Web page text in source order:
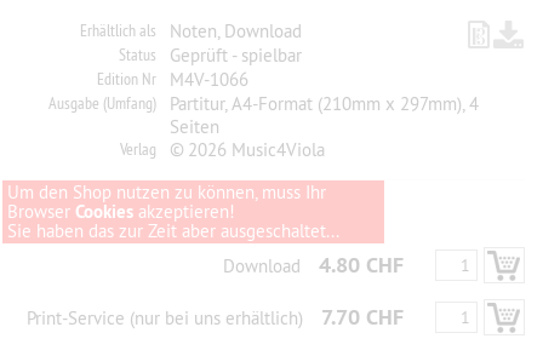
Erhältlich als Noten, Download
Status Geprüft - spielbar
Edition Nr M4V-1066
Ausgabe (Umfang)
Partitur, A4-Format (210mm x 297mm), 4
Seiten
Verlag
© 2026 Music4Viola
Um den Shop nutzen zu können, muss Ihr
Browser Cookies akzeptieren!
Sie haben das zur Zeit aber ausgeschaltet...
Download
4.80 CHF
Print-Service (nur bei uns erhältlich) 7.70 CHF